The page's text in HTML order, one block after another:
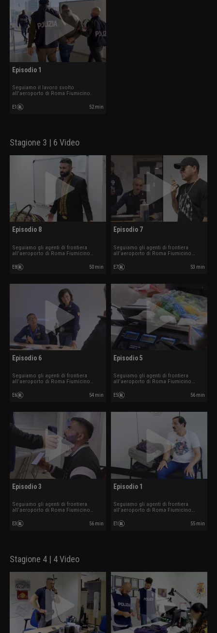
Episodio 1
Seguiamo il lavoro svolto
all'aeroporto di Roma Fiumicino.
E1 52 min
Stagione 3 | 6 Video
Episodio 8
Seguiamo gli agenti di frontiera
all'aeroporto di Roma Fiumicino
documenti irregolari, traffici di
sostanze illecite e altre situazioni
E8 50 min
Episodio 7
Seguiamo gli agenti di frontiera
all’aeroporto di Roma Fiumicino
documenti irregolari, traffici di
sostanze illecite e altre situazioni
E7 53 min
Episodio 6
Seguiamo gli agenti di frontiera
all’aeroporto di Roma Fiumicino
documenti irregolari, traffici di
sostanze illecite e altre situazioni
internazionali.
E6 54 min
Episodio 5
Seguiamo gli agenti di frontiera
all’aeroporto di Roma Fiumicino
documenti irregolari, traffici di
sostanze illecite e altre situazioni
internazionali.
E5 56 min
Episodio 3
Seguiamo gli agenti di frontiera
all’aeroporto di Roma Fiumicino
documenti irregolari, traffici di
sostanze illecite e altre situazioni
E3 56 min
Episodio 1
Seguiamo gli agenti di frontiera
all’aeroporto di Roma Fiumicino
documenti irregolari, traffici di
sostanze illecite e altre situazioni
E1 55 min
Stagione 4 | 4 Video